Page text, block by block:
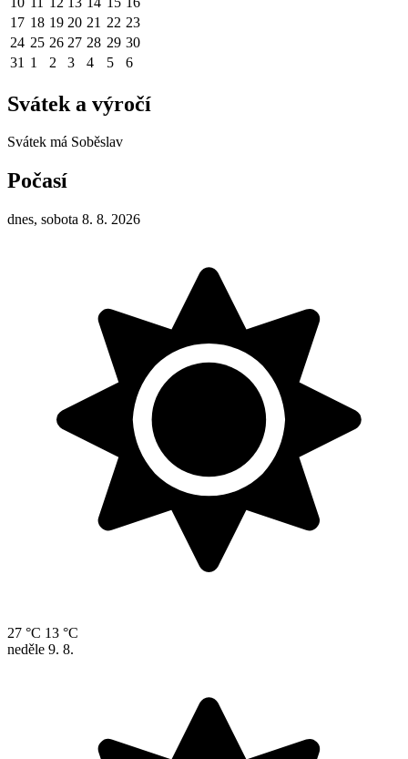
17 18 19 20 21 22 23
24 25 26 27 28 29 30
31 1 2 3 4 5 6
Svátek a výročí
Svátek má Soběslav
Počasí
dnes, sobota 8. 8. 2026
27 °C 13 °C
neděle 9. 8.